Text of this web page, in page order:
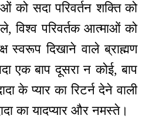
को सदा परिवर्तन शक्ति को
विश्व परिवर्तक आत्माओं को
स्वरूप दिखाने वाले ब्राह्मण
एक बाप दूसरा न कोई, बाप
के प्यार का रिटर्न देने वाली
का यादप्यार और नमस्ते।